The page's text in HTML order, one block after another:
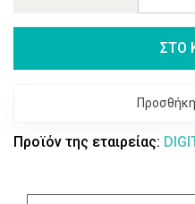
ΣΤΟ
Προϊόν της εταιρείας: